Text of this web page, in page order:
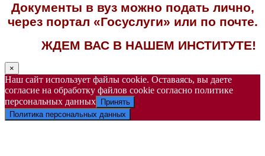
Документы в вуз можно подать лично,
через портал «Госуслуги» или по почте.
ЖДЕМ ВАС В НАШЕМ ИНСТИТУТЕ!
×
Наш сайт использует файлы cookie. Оставаясь, вы даете
согласие на обработку файлов cookie согласно политике
персональных данных
Принять
Политика персональных данных